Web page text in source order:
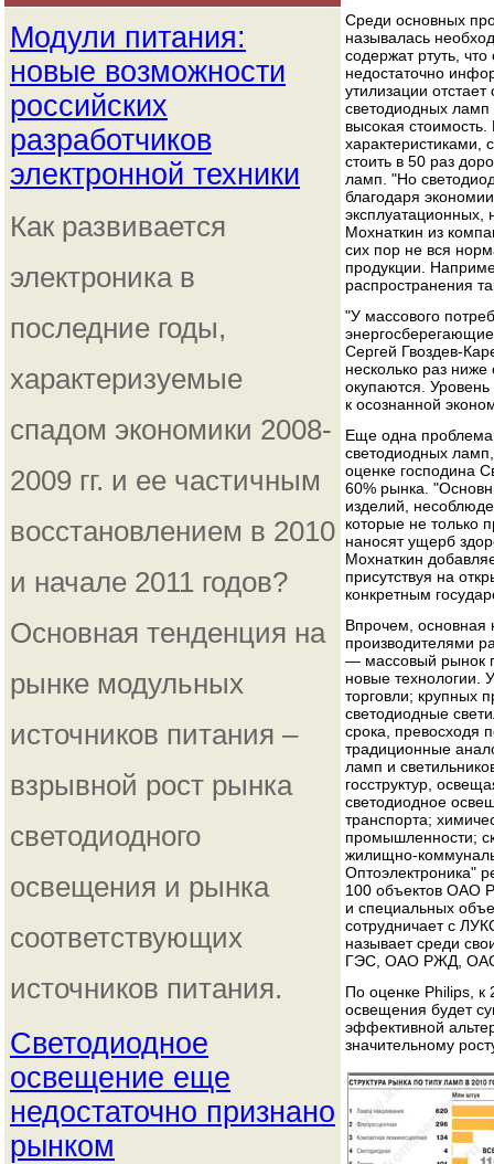
Модули питания:
новые возможности
российских
разработчиков
электронной техники
Как развивается
электроника в
последние годы,
характеризуемые
спадом экономики 2008-
2009 гг. и ее частичным
восстановлением в 2010
и начале 2011 годов?
Основная тенденция на
рынке модульных
источников питания –
взрывной рост рынка
светодиодного
освещения и рынка
соответствующих
источников питания.
Светодиодное
освещение еще
недостаточно признано
рынком
Среди основных
называлась
содержат ртуть,
недостаточно
утилизации
светодиодных
высокая
характеристиками,
стоить в 50 раз
ламп. "Но
благодаря
эксплуатационных,
Мохнаткин из
сих пор не вся
продукции.
распространения
"У массового
Сергей Гвоздев-
несколько раз
окупаются. Уровень
к осознанной
Еще одна проблема
светодиодных
оценке господина
60% рынка.
изделий,
которые не только
наносят ущерб
Мохнаткин
присутствуя на
конкретным
Впрочем, основная
производителями
— массовый рынок
новые технологии.
торговли; крупных
светодиодные
срока, превосходя
традиционные
ламп и
госструктур,
светодиодное
транспорта;
промышленности;
жилищно-
Оптоэлектроника"
100 объектов ОАО
и специальных
сотрудничает с
называет среди
ГЭС, ОАО РЖД,
По оценке Philips, к
освещения будет
эффективной
значительному